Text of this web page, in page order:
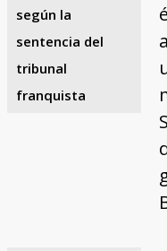
según la
sentencia del
tribunal
franquista